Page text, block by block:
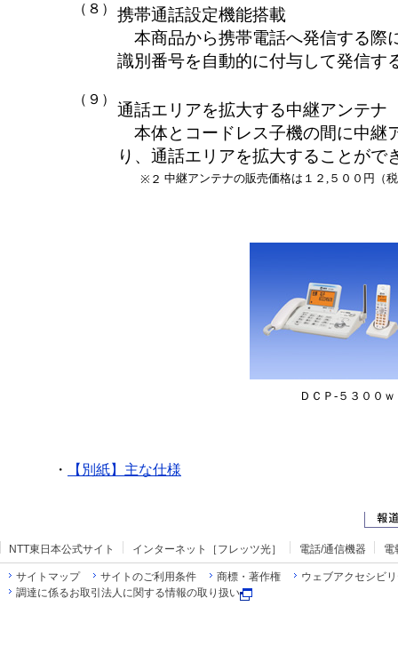
（８）
携帯通話設定機能搭載
本商品から携帯電話へ発信する際
識別番号を自動的に付与して発信す
（９）
通話エリアを拡大する中継アンテナ
本体とコードレス子機の間に中継
り、通話エリアを拡大することがで
※２ 中継アンテナの販売価格は１２,５００円（
ＤＣＰ‐５３００ｗ
・ 【別紙】主な仕様
NTT東日本公式サイト インターネット［フレッツ光］ 電話/通信機器 電
サイトマップ サイトのご利用条件 商標・著作権
ウェブアクセシビ
調達に係るお取引法人に関する情報の取り扱い